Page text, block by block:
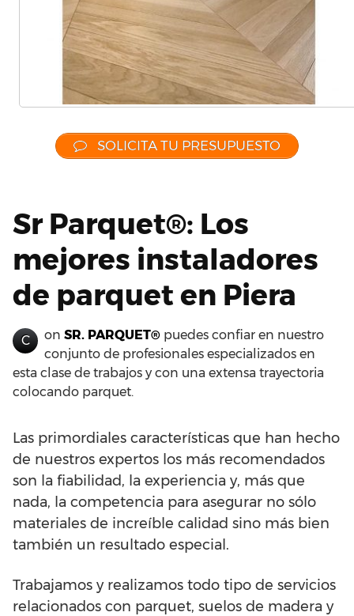
SOLICITA TU PRESUPUESTO
Sr Parquet®: Los
mejores instaladores
de parquet en Piera
C on SR. PARQUET® puedes confiar en nuestro
conjunto de profesionales especializados en
esta clase de trabajos y con una extensa trayectoria
colocando parquet.
Las primordiales características que han hecho
de nuestros expertos los más recomendados
son la fiabilidad, la experiencia y, más que
nada, la competencia para asegurar no sólo
materiales de increíble calidad sino más bien
también un resultado especial.
Trabajamos y realizamos todo tipo de servicios
relacionados con parquet, suelos de madera y